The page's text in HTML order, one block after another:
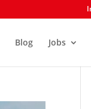
Blog Jobs